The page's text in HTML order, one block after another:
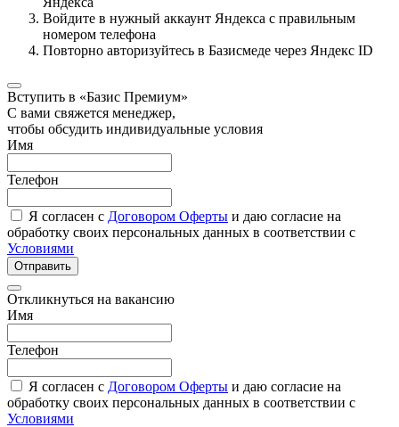
Войдите в нужный аккаунт Яндекса с правильным
номером телефона
Повторно авторизуйтесь в Базисмеде через Яндекс ID
Вступить в «Базис Премиум»
С вами свяжется менеджер,
чтобы обсудить индивидуальные условия
Имя
Телефон
Я согласен с Договором Оферты и даю согласие на
обработку своих персональных данных в соответствии с
Условиями
Отправить
Откликнуться на вакансию
Имя
Телефон
Я согласен с Договором Оферты и даю согласие на
обработку своих персональных данных в соответствии с
Условиями